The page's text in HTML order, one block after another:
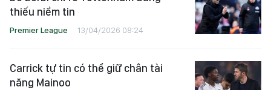
thiếu niềm tin
Premier League 13/04/2026 08:24
Carrick tự tin có thể giữ chân tài
năng Mainoo